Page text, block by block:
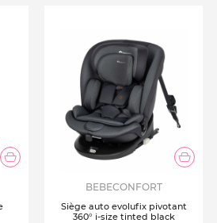
BEBECONFORT
Siège auto evolufix pivotant
360° i-size tinted black